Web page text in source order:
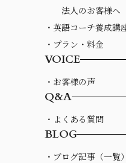
法人のお客様へ
・英語コーチ養成講
・プラン・料金
VOICE
・お客様の声
Q&A
・よくある質問
BLOG
・ブログ記事（一覧）